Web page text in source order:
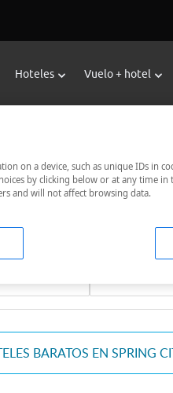
Hoteles Vuelo + hotel
en Spring
te ofrecehoteles baratos en
nosotros te lo
BARATOS EN SPRING
on a device, such as unique IDs in
by clicking below or at any time in
and will not affect browsing data.